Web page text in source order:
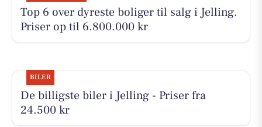
Top 6 over dyreste boliger til salg i Jelling.
Priser op til 6.800.000 kr
BILER
De billigste biler i Jelling - Priser fra
24.500 kr